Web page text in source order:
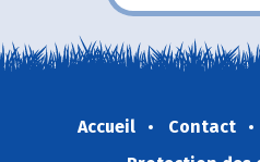
Accueil Contact